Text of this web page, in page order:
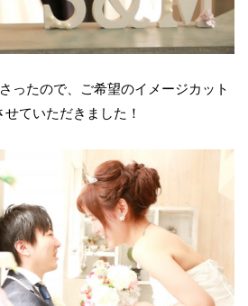
ったので、ご希望のイメージカット
せていただきました！